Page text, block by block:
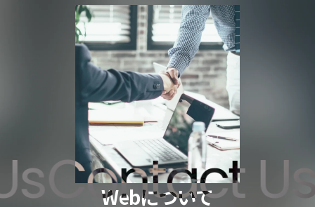
Webについて
Contact Us